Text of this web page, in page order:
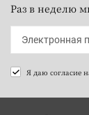
Раз в неделю
Я даю согласие